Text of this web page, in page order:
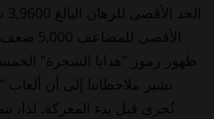
الأقصى
ظهور رموز "هدايا الشجرة"
تشير ملاحظاتنا إلى أن ألعاب
تُجرى قبل بدء المعركة. لذا،